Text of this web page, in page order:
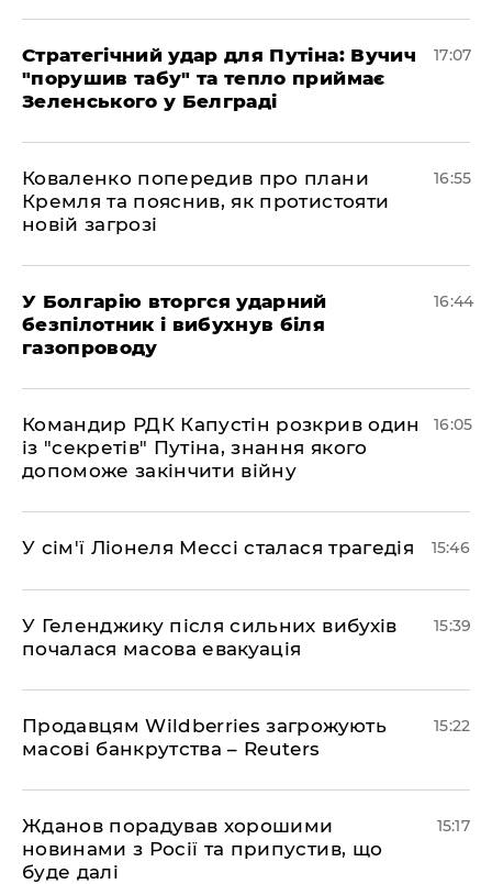
Стратегічний удар для Путіна: Вучич
"порушив табу" та тепло приймає
Зеленського у Белграді
17:07
Коваленко попередив про плани
Кремля та пояснив, як протистояти
новій загрозі
16:55
У Болгарію вторгся ударний
безпілотник і вибухнув біля
газопроводу
16:44
Командир РДК Капустін розкрив один
із "секретів" Путіна, знання якого
допоможе закінчити війну
16:05
У сім'ї Ліонеля Мессі сталася трагедія 15:46
У Геленджику після сильних вибухів
почалася масова евакуація
15:39
Продавцям Wildberries загрожують
масові банкрутства – Reuters
15:22
Жданов порадував хорошими
новинами з Росії та припустив, що
буде далі
15:17